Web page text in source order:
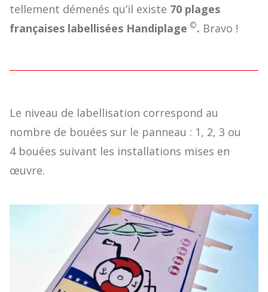
tellement démenés qu’il existe 70 plages
françaises labellisées Handiplage ©. Bravo !
Le niveau de labellisation correspond au
nombre de bouées sur le panneau : 1, 2, 3 ou
4 bouées suivant les installations mises en
œuvre.